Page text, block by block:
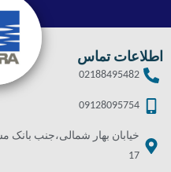
اطلاعات تماس
02188495482
09128095754
خیابان بهار شمالی،جنب بانک
17